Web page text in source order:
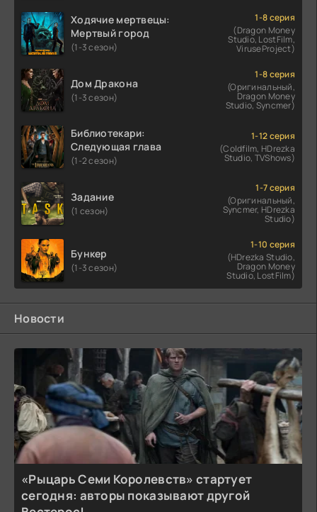
Ходячие мертвецы:
Мертвый город
(1-3 сезон)
1-8 серия
(Dragon Money
Studio, LostFilm,
ViruseProject)
Дом Дракона
(1-3 сезон)
1-8 серия
(Оригинальный,
Dragon Money
Studio, Syncmer)
Библиотекари:
Следующая глава
(1-2 сезон)
1-12 серия
(Coldfilm, HDrezka
Studio, TVShows)
Задание
(1 сезон)
1-7 серия
(Оригинальный,
Syncmer, HDrezka
Studio)
Бункер
(1-3 сезон)
1-10 серия
(HDrezka Studio,
Dragon Money
Studio, LostFilm)
Новости
«Рыцарь Семи Королевств» стартует
сегодня: авторы показывают другой